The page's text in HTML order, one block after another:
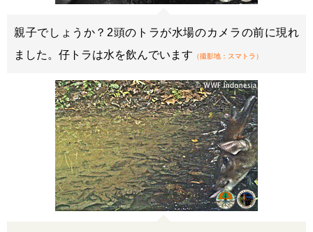
親子でしょうか？2頭のトラが水場のカメラの前に現れ
ました。仔トラは水を飲んでいます （撮影地：スマトラ）